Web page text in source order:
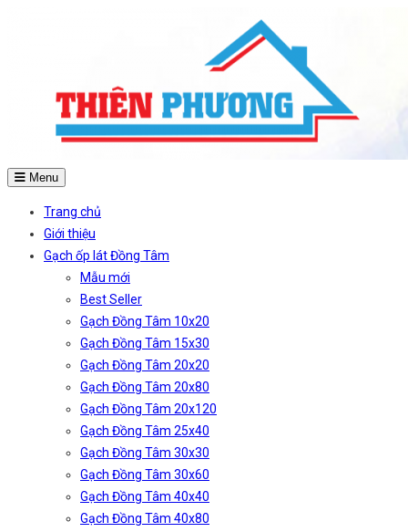
Menu
Trang chủ
Giới thiệu
Gạch ốp lát Đồng Tâm
Mẫu mới
Best Seller
Gạch Đồng Tâm 10x20
Gạch Đồng Tâm 15x30
Gạch Đồng Tâm 20x20
Gạch Đồng Tâm 20x80
Gạch Đồng Tâm 20x120
Gạch Đồng Tâm 25x40
Gạch Đồng Tâm 30x30
Gạch Đồng Tâm 30x60
Gạch Đồng Tâm 40x40
Gạch Đồng Tâm 40x80